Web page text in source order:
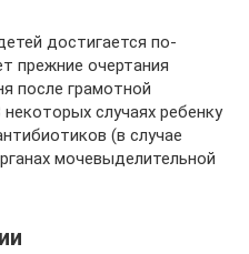
достигается по-
прежние очертания
после грамотной
случаях ребенку
(в случае
мочевыделительной